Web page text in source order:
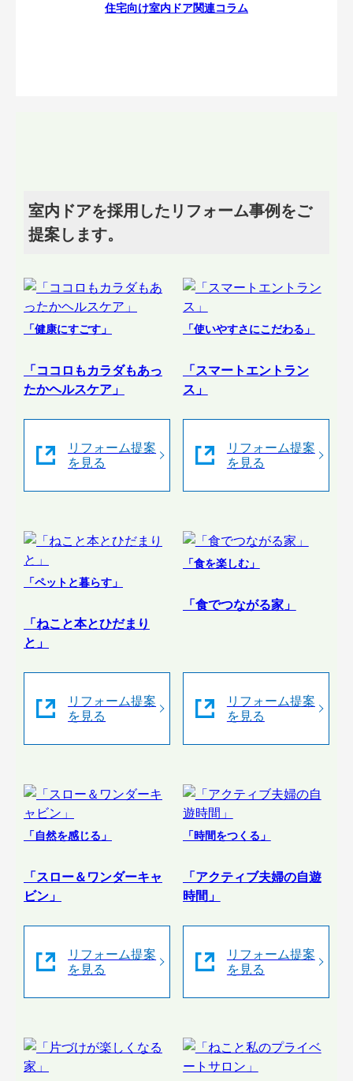
住宅向け室内ドア関連コラム
室内ドアを採用したリフォーム事例をご
提案します。
「健康にすごす」
「ココロもカラダもあっ
たかヘルスケア」
リフォーム提案
を見る
「使いやすさにこだわる」
「スマートエントラン
ス」
リフォーム提案
を見る
「ペットと暮らす」
「ねこと本とひだまり
と」
リフォーム提案
を見る
「食を楽しむ」
「食でつながる家」
リフォーム提案
を見る
「自然を感じる」
「スロー＆ワンダーキャ
ビン」
リフォーム提案
を見る
「時間をつくる」
「アクティブ夫婦の自遊
時間」
リフォーム提案
を見る